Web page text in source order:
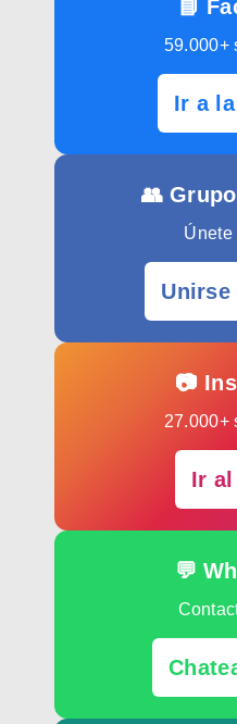
📘
59.000+
Ir a
👥
Únete
Unirse
📷
27.000+
Ir al
💬